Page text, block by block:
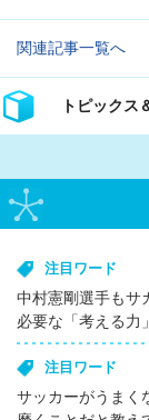
関連記事一覧へ
トピックス
注目ワード
中村憲剛選手も
必要な「考える力
注目ワード
サッカーがうまく